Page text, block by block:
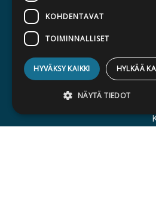
KOHDENTAVAT
TOIMINNALLISET
HYVÄKSY KAIKKI HYLKÄÄ
NÄYTÄ TIEDOT